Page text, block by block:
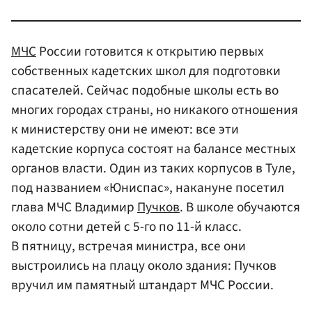
МЧСРоссии готовится к открытию первых
собственных кадетских школ для подготовки
спасателей. Сейчас подобные школы есть во
многих городах страны, но никакого отношения
к министерству они не имеют: все эти
кадетские корпуса состоят на балансе местных
органов власти. Один из таких корпусов в Туле,
под названием «Юниспас», накануне посетил
глава МЧС Владимир Пучков. В школе обучаются
около сотни детей с 5-го по 11-й класс.
В пятницу, встречая министра, все они
выстроились на плацу около здания: Пучков
вручил им памятный штандарт МЧС России.